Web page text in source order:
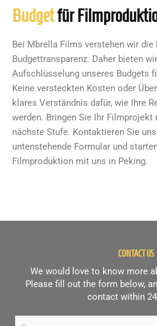
Budgetfür
Bei Mbrella Films verstehen wir die
Budgettransparenz. Daher bieten
Aufschlüsselung unseres Budgets
Keine versteckten Kosten oder
klares Verständnis dafür, wie Ihre
werden. Bringen Sie Ihr
nächste Stufe. Kontaktieren Sie
untenstehende Formular und
Filmproduktion mit uns in Peking.
CONTACT US
We would love to know more
Please fill out the form below,
contact within